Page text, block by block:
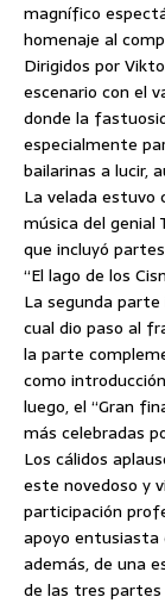
magnífico
homenaje al
Dirigidos por
escenario con el
donde la
especialmente
bailarinas a lucir,
La velada estuvo
música del genial
que incluyó
“El lago de los
La segunda
cual dio paso al
la parte
como
luego, el “Gran
más celebradas
Los cálidos
este novedoso y
participación
apoyo
además, de una
de las tres